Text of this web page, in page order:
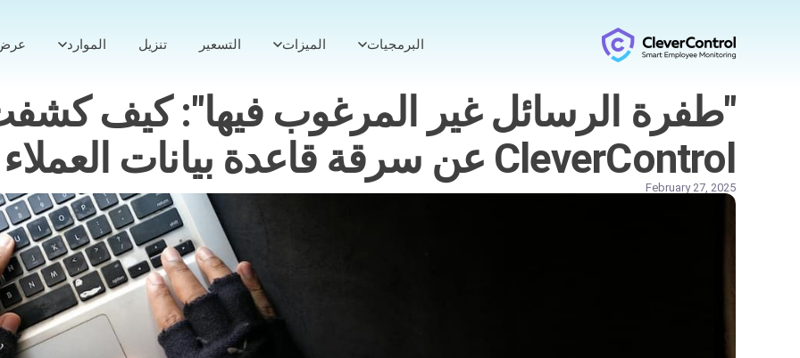
البرمجيات الميزات التسعير تنزيل الموارد
"طفرة الرسائل غير المرغوب فيها": كيف
CleverControl عن سرقة قاعدة بيانات العملاء
February 27, 2025